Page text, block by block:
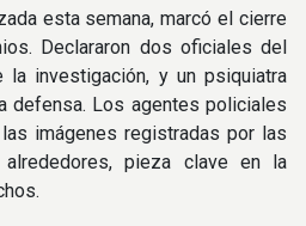
esta semana, marcó el cierre
Declararon dos oficiales del
la investigación, y un psiquiatra
defensa. Los agentes policiales
imágenes registradas por las
pieza clave en la